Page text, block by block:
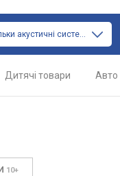
тільки акустичні системи
Дитячі товари Авто
10+